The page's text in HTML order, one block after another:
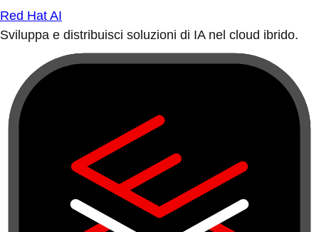
Red Hat AI
Sviluppa e distribuisci soluzioni di IA nel cloud ibrido.